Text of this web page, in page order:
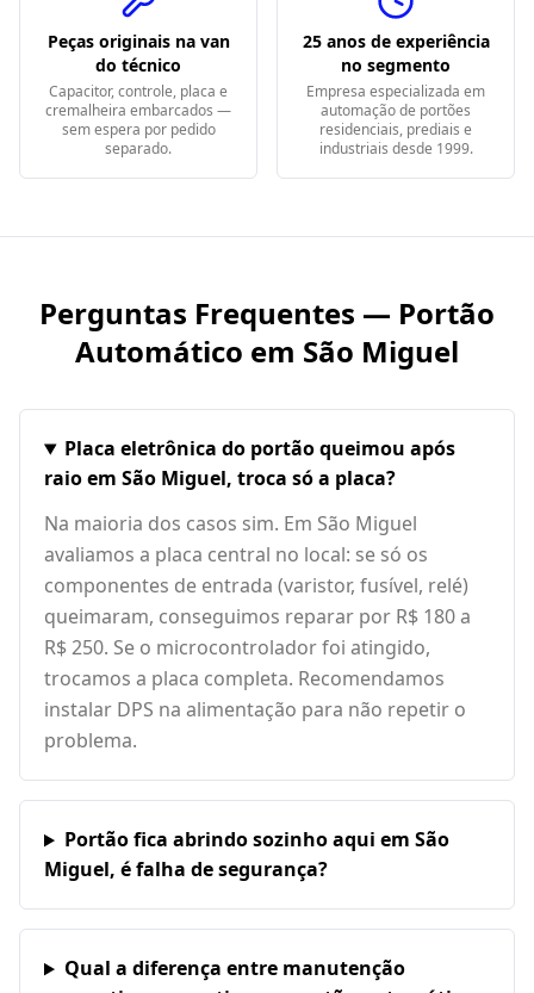
Peças originais na van
do técnico
Capacitor, controle, placa e
cremalheira embarcados —
sem espera por pedido
separado.
25 anos de experiência
no segmento
Empresa especializada em
automação de portões
residenciais, prediais e
industriais desde 1999.
Perguntas Frequentes — Portão
Automático em São Miguel
Placa eletrônica do portão queimou após
raio em São Miguel, troca só a placa?
Na maioria dos casos sim. Em São Miguel
avaliamos a placa central no local: se só os
componentes de entrada (varistor, fusível, relé)
queimaram, conseguimos reparar por R$ 180 a
R$ 250. Se o microcontrolador foi atingido,
trocamos a placa completa. Recomendamos
instalar DPS na alimentação para não repetir o
problema.
Portão fica abrindo sozinho aqui em São
Miguel, é falha de segurança?
Qual a diferença entre manutenção